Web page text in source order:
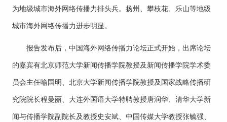
为地级城市海外网络传播力排头兵。扬州、攀枝花、乐山等地级
城市海外网络传播力进步明显。
报告发布后，中国海外网络传播力论坛正式开始，出席论坛
的嘉宾有北京师范大学新闻传播学院教授及新闻传播学院学术委
员会主任喻国明、北京大学新闻传播学院教授及国家战略传播研
究院院长程曼丽、大连外国语大学特聘教授唐润华、清华大学新
闻与传播学院副院长及教授史安斌、中国传媒大学教授张毓强、